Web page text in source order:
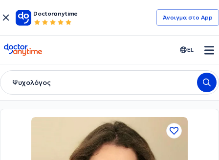
Doctoranytime
Άνοιγμα στο App
doctoranytime EL
Ψυχολόγος